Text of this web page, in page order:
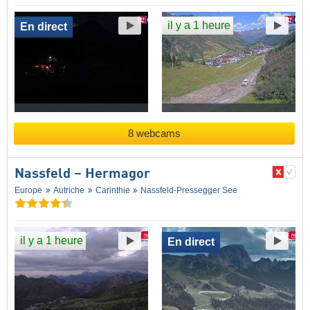
En direct il y a 1 heure
8 webcams
Nassfeld – Hermagor
Europe Autriche Carinthie Nassfeld-Pressegger See
il y a 1 heure En direct